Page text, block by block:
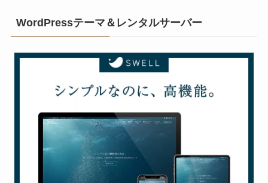
WordPressテーマ＆レンタルサーバー